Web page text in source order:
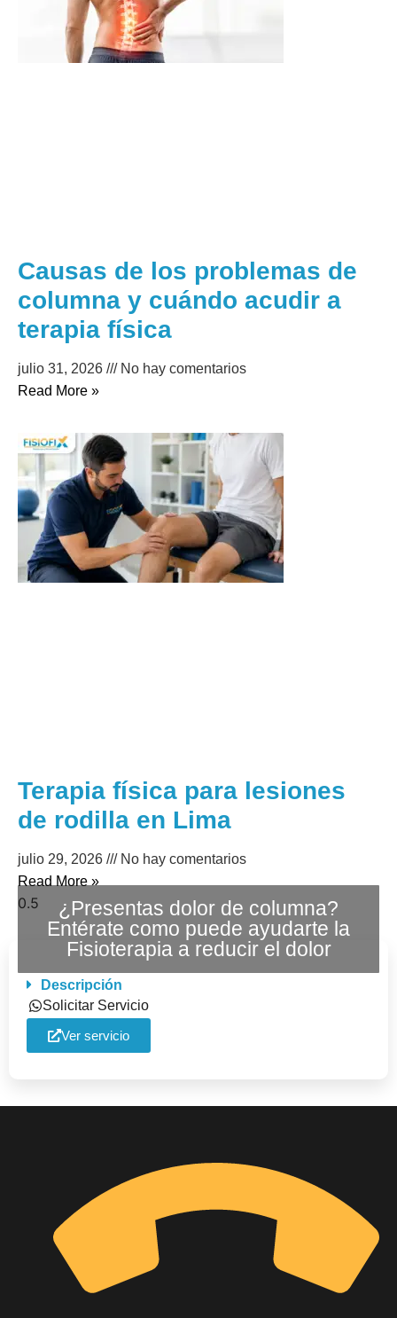
Causas de los problemas de
columna y cuándo acudir a
terapia física
julio 31, 2026
No hay comentarios
Read More »
Terapia física para lesiones
de rodilla en Lima
julio 29, 2026
No hay comentarios
Read More »
¿Presentas dolor de columna?
Entérate como puede ayudarte la
Fisioterapia a reducir el dolor
Descripción
Solicitar Servicio
Ver servicio